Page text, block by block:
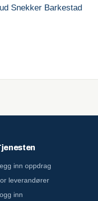
Snekker Barkestad
inn oppdrag
leverandører
inn